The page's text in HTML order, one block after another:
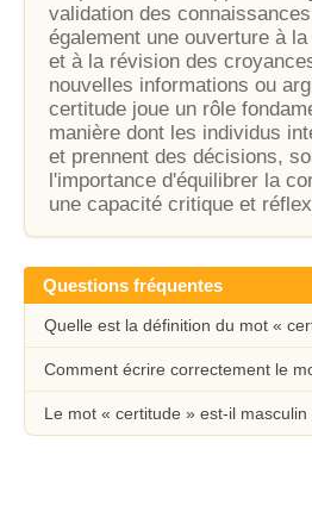
validation des
également une ouverture à
et à la révision des
nouvelles informations ou
certitude joue un rôle
manière dont les individus
et prennent des décisions,
l'importance d'équilibrer la
une capacité critique et
Questions fréquentes
Quelle est la définition du mot «
Comment écrire correctement le
Le mot « certitude » est-il